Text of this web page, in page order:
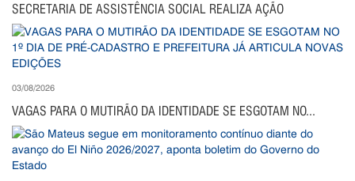
SECRETARIA DE ASSISTÊNCIA SOCIAL REALIZA AÇÃO
03/08/2026
VAGAS PARA O MUTIRÃO DA IDENTIDADE SE ESGOTAM NO...